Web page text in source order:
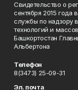
Свидетельство о
сентября 2015 года
службы по надзору
технологий и
Башкортостан
Альбертона
Телефон
8(3473) 25-09-31
Эл. почта